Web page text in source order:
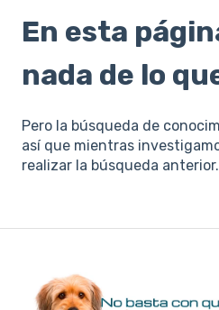
En esta
nada de lo
Pero la búsqueda de
así que mientras
realizar la búsqueda anterior.